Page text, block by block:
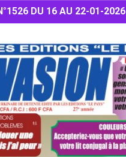
DU 16 AU 22-01-2026